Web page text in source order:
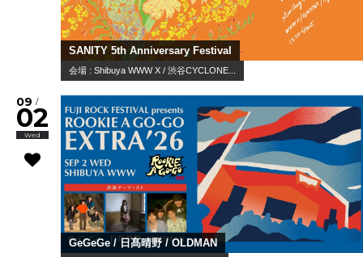
SANITY 5th Anniversary Festival
会場 : Shibuya WWW X / 渋谷CYCLONE...
09 /
02
Wed
GeGeGe / 日髙晴野 / OLDMAN